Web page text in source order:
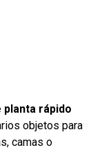
planta rápido
objetos para
camas o